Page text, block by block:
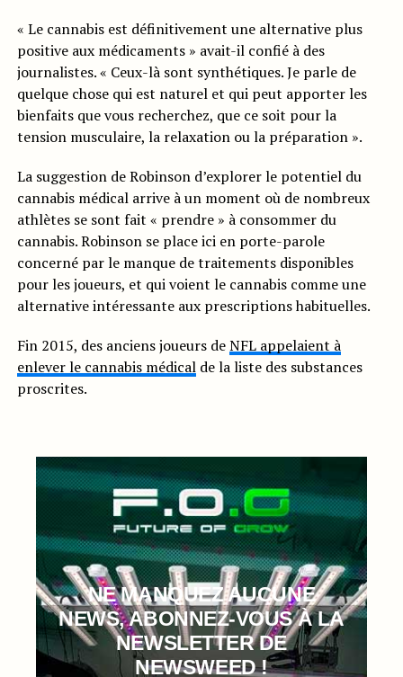
« Le cannabis est définitivement une alternative plus
positive aux médicaments » avait-il confié à des
journalistes. « Ceux-là sont synthétiques. Je parle de
quelque chose qui est naturel et qui peut apporter les
bienfaits que vous recherchez, que ce soit pour la
tension musculaire, la relaxation ou la préparation ».
La suggestion de Robinson d’explorer le potentiel du
cannabis médical arrive à un moment où de nombreux
athlètes se sont fait « prendre » à consommer du
cannabis. Robinson se place ici en porte-parole
concerné par le manque de traitements disponibles
pour les joueurs, et qui voient le cannabis comme une
alternative intéressante aux prescriptions habituelles.
Fin 2015, des anciens joueurs deNFL appelaient à
enlever le cannabis médicalde la liste des substances
proscrites.
NE MANQUEZ AUCUNE
NEWS, ABONNEZ-VOUS À LA
NEWSLETTER DE
NEWSWEED !